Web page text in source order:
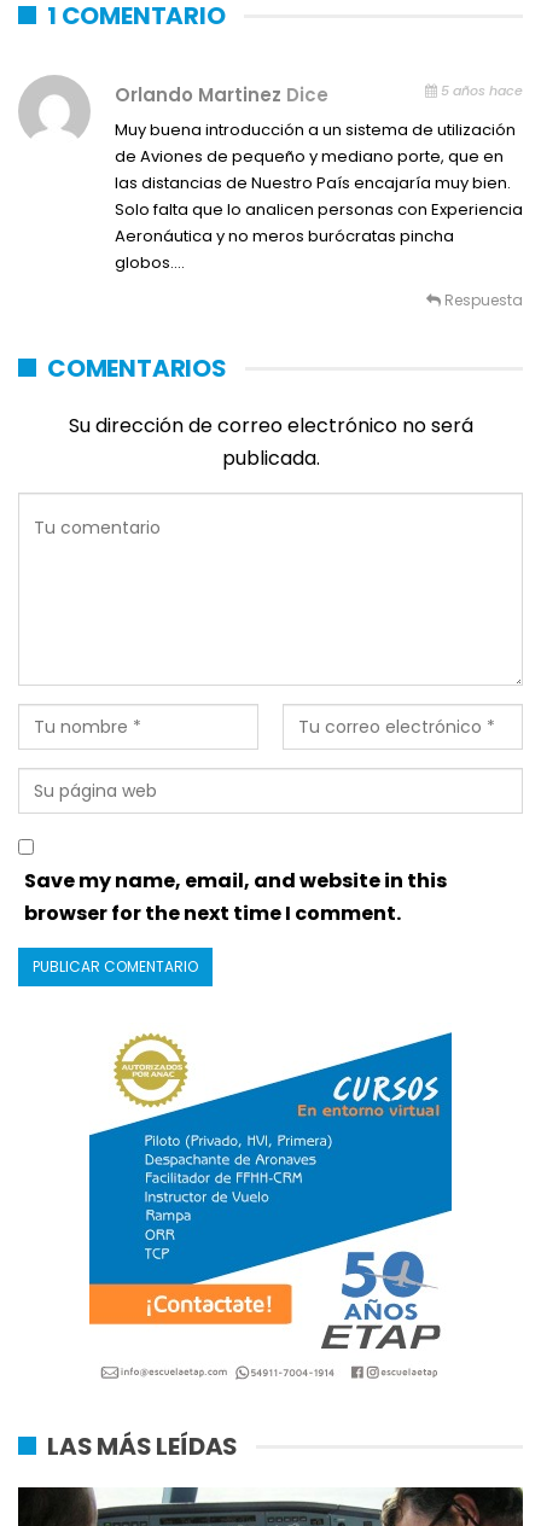
1 COMENTARIO
Orlando Martinez Dice 5 años hace
Muy buena introducción a un sistema de utilización
de Aviones de pequeño y mediano porte, que en
las distancias de Nuestro País encajaría muy bien.
Solo falta que lo analicen personas con Experiencia
Aeronáutica y no meros burócratas pincha
globos….
Respuesta
COMENTARIOS
Su dirección de correo electrónico no será
publicada.
Save my name, email, and website in this
browser for the next time I comment.
LAS MÁS LEÍDAS